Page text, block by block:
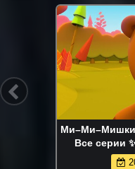
Ми–Ми–Мишки
Все серии